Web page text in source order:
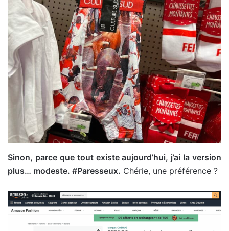
Sinon, parce que tout existe aujourd’hui, j’ai la version
plus… modeste. #Paresseux. Chérie, une préférence ?